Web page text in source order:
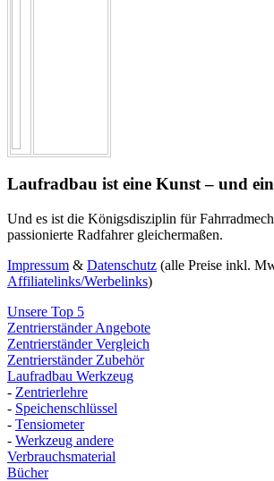
Laufradbau ist eine Kunst – und
Und es ist die Königsdisziplin für
passionierte Radfahrer gleichermaßen.
Impressum & Datenschutz (alle Preise inkl.
Affiliatelinks/Werbelinks)
Unsere Top 5
Zentrierständer Angebote
Zentrierständer Vergleich
Zentrierständer Zubehör
Laufradbau Werkzeug
- Zentrierlehre
- Speichenschlüssel
- Tensiometer
- Werkzeug andere
Verbrauchsmaterial
Bücher